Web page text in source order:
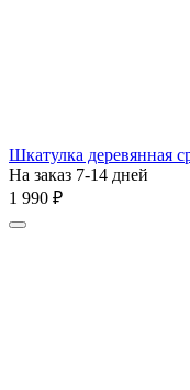
Шкатулка деревянная
На заказ 7-14 дней
1 990 ₽